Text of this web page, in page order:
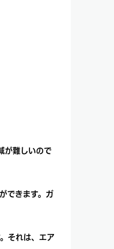
が難しいので
できます。ガ
それは、エア